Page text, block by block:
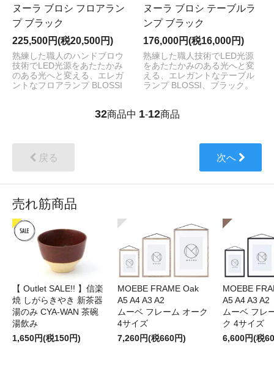
ヌーラ ブロシ フロアラン
プ ブラック
225,500円(税20,500円)
熟練した職人のハンドブロウ
技術でLED光源をあたたかみ
のある光へと変える、エレガ
ントなフロアランプ BLOSSI
ヌーラ ブロシ テーブルラ
ンプ ブラック
176,000円(税16,000円)
熟練した職人技術でLED光源
をあたたかみのある光へと変
える、エレガントなテーブル
ランプ BLOSSI、ブラック。
32商品中 1-12商品
戻る 次へ
売れ筋商品
【 Outlet SALE!! 】信楽
焼 しがらきやき 新茶器
湯のみ CYA-WAN 茶碗
湯飲み
1,650円(税150円)
MOEBE FRAME Oak
A5 A4 A3 A2
ムーベ フレーム オーク
4サイズ
7,260円(税660円)
MOEBE
A5 A4 A3 A2
ムーベ フレ
ク 4サイズ
6,600円(税